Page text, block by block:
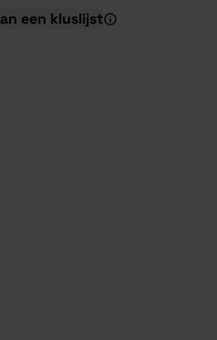
een kluslijst